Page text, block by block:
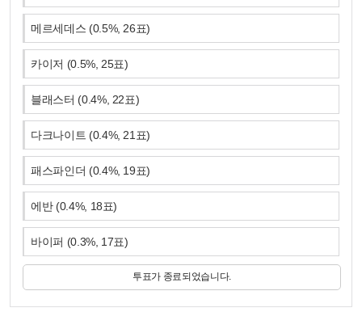
메르세데스 (0.5%, 26표)
카이저 (0.5%, 25표)
블래스터 (0.4%, 22표)
다크나이트 (0.4%, 21 표)
패스파인더 (0.4%, 19표)
에반 (0.4%, 18표)
바이퍼 (0.3%, 17표)
투표가 종료되었습니다.